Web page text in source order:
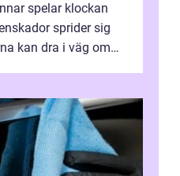
spelar klockan
sprider sig
kan dra i väg om